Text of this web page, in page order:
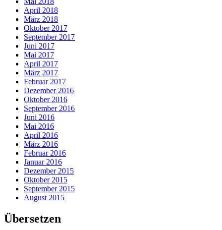
April 2018
März 2018
Oktober 2017
September 2017
Juni 2017
Mai 2017
April 2017
März 2017
Februar 2017
Dezember 2016
Oktober 2016
September 2016
Juni 2016
Mai 2016
April 2016
März 2016
Februar 2016
Januar 2016
Dezember 2015
Oktober 2015
September 2015
August 2015
Übersetzen